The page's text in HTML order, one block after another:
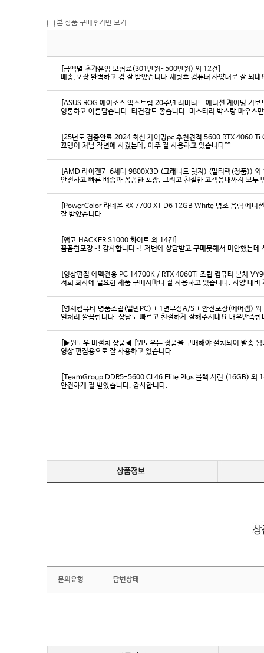
본 상품 구매후기만 보기
[금액별 추가운임 보험료(301만원~500만원) 외 12건]
배송,포장 완벽하고 컴 잘 받았습니다.세팅후 컴퓨터 사양대로 잘 되
[ASUS ROG 에이조스 익스트림 20주년 리미티드 에디션 게이밍 키
영롱하고 아름답습니다. 타건감도 좋습니다. 미스터리 박스랑 마우스
[25년도 검증완료 2024 최신 게이밍pc 추천견적 5600 RTX 4060
꼬맹이 처남 작년에 사줬는데, 아주 잘 사용하고 있습니다^^
[AMD 라이젠7-6세대 9800X3D (그래니트 릿지) (멀티팩(정품)) 외
[PowerColor 라데온 RX 7700 XT D6 12GB White 명조 음림 에디
잘 받았습니다
[앱코 HACKER S1000 화이트 외 14건]
꼼꼼한포장~! 감사합니다~! 저번에 상담받고 구매못해서 미안했는
[영상편집 에펙전용 PC 14700K / RTX 4060Ti 조립 컴퓨터 본체
[영재컴퓨터 명품조립(일반PC) + 1년무상A/S + 안전포장(에어캡)
일처리 깔끔합니다. 상담도 빠르고 친절하게 잘해주시네요 매우만족
[▶윈도우 미설치 상품◀ [윈도우는 정품을 구매해야 설치되어 발송
영상 편집용으로 잘 사용하고 있습니다.
[TeamGroup DDR5-5600 CL46 Elite Plus 블랙 서린 (16GB) 외
안전하게 잘 받았습니다. 감사합니다.
문의유형 답변상태